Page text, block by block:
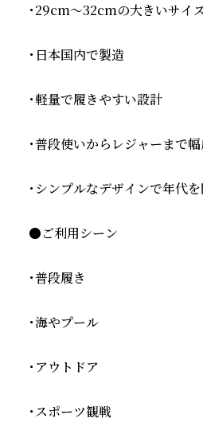
・29cm〜32cmの大きいサイ
・日本国内で製造
・軽量で履きやすい設計
・普段使いからレジャーまで
・シンプルなデザインで年代
●ご利用シーン
・普段履き
・海やプール
・アウトドア
・スポーツ観戦